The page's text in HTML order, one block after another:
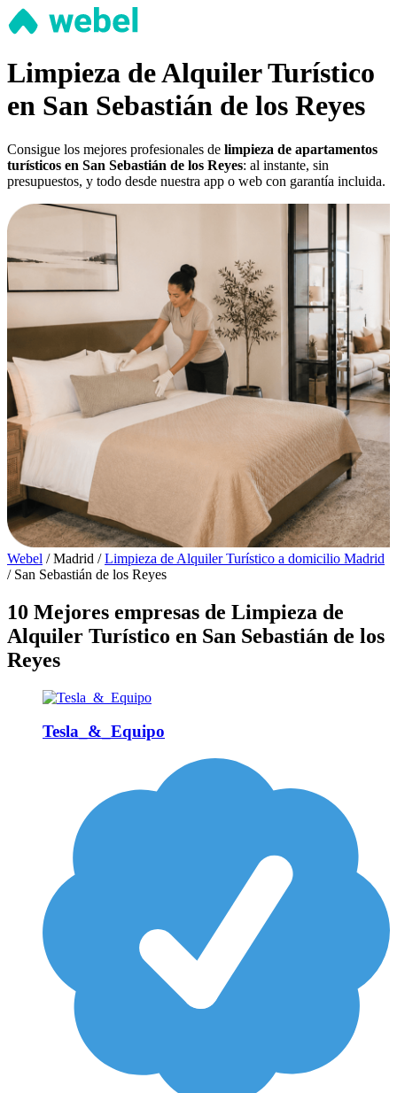
Limpieza de Alquiler Turístico
en San Sebastián de los Reyes
Consigue los mejores profesionales de limpieza de apartamentos
turísticos en San Sebastián de los Reyes: al instante, sin
presupuestos, y todo desde nuestra app o web con garantía incluida.
Webel / Madrid / Limpieza de Alquiler Turístico a domicilio Madrid
/ San Sebastián de los Reyes
10 Mejores empresas de Limpieza de
Alquiler Turístico en San Sebastián de los
Reyes
Tesla_&_Equipo